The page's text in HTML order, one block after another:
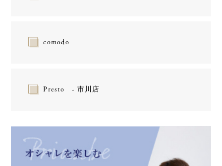
comodo
Presto - 市川店